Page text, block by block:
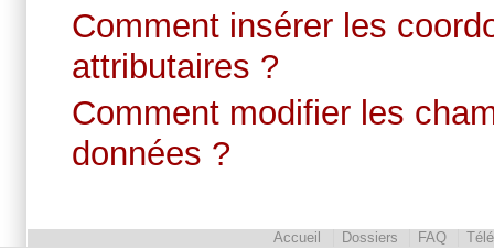
Comment insérer les
attributaires ?
Comment modifier les
données ?
Accueil Dossiers FAQ